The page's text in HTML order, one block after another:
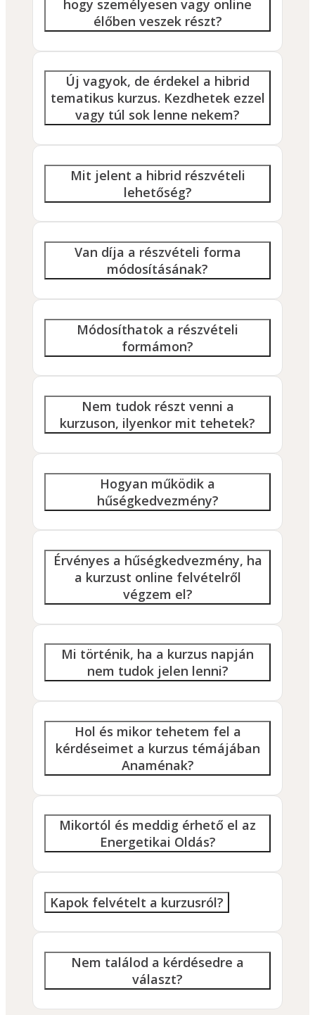
hogy személyesen vagy online
élőben veszek részt?
Új vagyok, de érdekel a hibrid
tematikus kurzus. Kezdhetek ezzel
vagy túl sok lenne nekem?
Mit jelent a hibrid részvételi
lehetőség?
Van díja a részvételi forma
módosításának?
Módosíthatok a részvételi
formámon?
Nem tudok részt venni a
kurzuson, ilyenkor mit tehetek?
Hogyan működik a
hűségkedvezmény?
Érvényes a hűségkedvezmény, ha
a kurzust online felvételről
végzem el?
Mi történik, ha a kurzus napján
nem tudok jelen lenni?
Hol és mikor tehetem fel a
kérdéseimet a kurzus témájában
Anaménak?
Mikortól és meddig érhető el az
Energetikai Oldás?
Kapok felvételt a kurzusról?
Nem találod a kérdésedre a
választ?